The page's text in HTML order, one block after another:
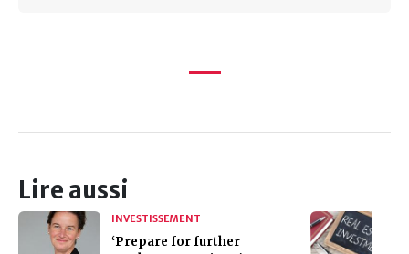
Lire aussi
INVESTISSEMENT
‘Prepare for further